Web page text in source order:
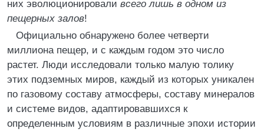
них эволюционировали всего лишь в одном из
пещерных залов!
Официально обнаружено более четверти
миллиона пещер, и с каждым годом это число
растет. Люди исследовали только малую толику
этих подземных миров, каждый из которых уникален
по газовому составу атмосферы, составу минералов
и системе видов, адаптировавшихся к
определенным условиям в различные эпохи истории